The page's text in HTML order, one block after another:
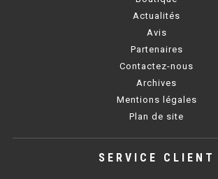
SALADETTE COMPACTE VITRÉE
SALADETTE 800 VITRÉE
MEUBLE À PIZZA
Actualités
Avis
Partenaires
Contactez-nous
Archives
Mentions légales
Plan de site
SERVICE CLIENT